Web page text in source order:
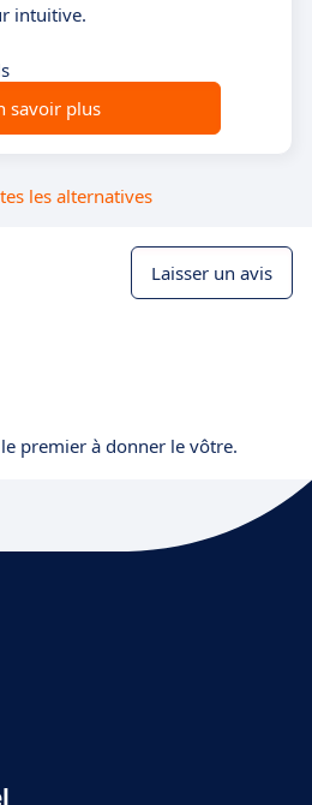
intuitive.
savoir plus
les alternatives
Laisser un avis
premier à donner le vôtre.